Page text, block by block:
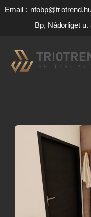
Email :
Bp, Nádorliget u.